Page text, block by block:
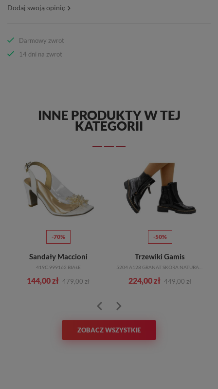
Dodaj swoją opinię
Darmowy zwrot
14 dni na zwrot
INNE PRODUKTY W TEJ
KATEGORII
-70%
Sandały Maccioni
419C.999162 BIAŁE
144,00 zł 479,00 zł
-50%
Trzewiki Gamis
224,00 zł 449,00 zł
ZOBACZ WSZYSTKIE